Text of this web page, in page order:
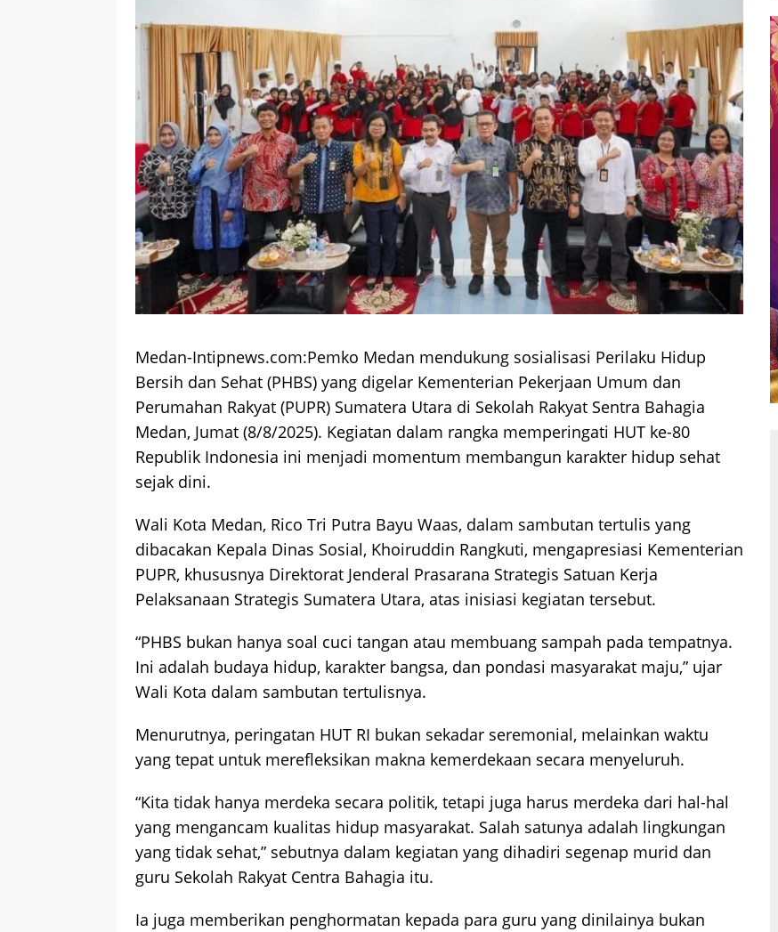
Medan-Intipnews.com:Pemko Medan mendukung sosialisasi Perilaku Hidup
Bersih dan Sehat (PHBS) yang digelar Kementerian Pekerjaan Umum dan
Perumahan Rakyat (PUPR) Sumatera Utara di Sekolah Rakyat Sentra Bahagia
Medan, Jumat (8/8/2025). Kegiatan dalam rangka memperingati HUT ke-80
Republik Indonesia ini menjadi momentum membangun karakter hidup sehat
sejak dini.
Wali Kota Medan, Rico Tri Putra Bayu Waas, dalam sambutan tertulis yang
dibacakan Kepala Dinas Sosial, Khoiruddin Rangkuti, mengapresiasi Kementerian
PUPR, khususnya Direktorat Jenderal Prasarana Strategis Satuan Kerja
Pelaksanaan Strategis Sumatera Utara, atas inisiasi kegiatan tersebut.
“PHBS bukan hanya soal cuci tangan atau membuang sampah pada tempatnya.
Ini adalah budaya hidup, karakter bangsa, dan pondasi masyarakat maju,” ujar
Wali Kota dalam sambutan tertulisnya.
Menurutnya, peringatan HUT RI bukan sekadar seremonial, melainkan waktu
yang tepat untuk merefleksikan makna kemerdekaan secara menyeluruh.
“Kita tidak hanya merdeka secara politik, tetapi juga harus merdeka dari hal-hal
yang mengancam kualitas hidup masyarakat. Salah satunya adalah lingkungan
yang tidak sehat,” sebutnya dalam kegiatan yang dihadiri segenap murid dan
guru Sekolah Rakyat Centra Bahagia itu.
Ia juga memberikan penghormatan kepada para guru yang dinilainya bukan